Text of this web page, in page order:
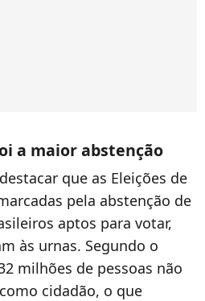
a maior abstenção
que as Eleições de
pela abstenção de
aptos para votar,
às urnas. Segundo o
milhões de pessoas não
cidadão, o que